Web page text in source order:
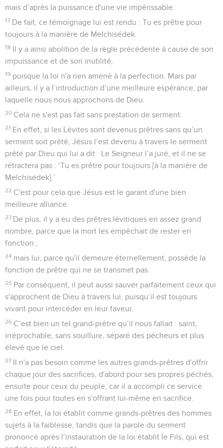
mais d’après la puissance d'une vie impérissable.
17 De fait, ce témoignage lui est rendu : Tu es prêtre pour
toujours à la manière de Melchisédek.
18 Il y a ainsi abolition de la règle précédente à cause de son
impuissance et de son inutilité,
19 puisque la loi n'a rien amené à la perfection. Mais par
ailleurs, il y a l’introduction d’une meilleure espérance, par
laquelle nous nous approchons de Dieu.
20 Cela ne s'est pas fait sans prestation de serment.
21 En effet, si les Lévites sont devenus prêtres sans qu’un
serment soit prêté, Jésus l’est devenu à travers le serment
prêté par Dieu qui lui a dit : Le Seigneur l’a juré, et il ne se
rétractera pas : ‘Tu es prêtre pour toujours [à la manière de
Melchisédek].’
22 C'est pour cela que Jésus est le garant d'une bien
meilleure alliance.
23 De plus, il y a eu des prêtres lévitiques en assez grand
nombre, parce que la mort les empêchait de rester en
fonction ;
24 mais lui, parce qu'il demeure éternellement, possède la
fonction de prêtre qui ne se transmet pas.
25 Par conséquent, il peut aussi sauver parfaitement ceux qui
s'approchent de Dieu à travers lui, puisqu’il est toujours
vivant pour intercéder en leur faveur.
26 C’est bien un tel grand-prêtre qu’il nous fallait : saint,
irréprochable, sans souillure, séparé des pécheurs et plus
élevé que le ciel.
27 Il n'a pas besoin comme les autres grands-prêtres d'offrir
chaque jour des sacrifices, d'abord pour ses propres péchés,
ensuite pour ceux du peuple, car il a accompli ce service
une fois pour toutes en s'offrant lui-même en sacrifice.
28 En effet, la loi établit comme grands-prêtres des hommes
sujets à la faiblesse, tandis que la parole du serment
prononcé après l’instauration de la loi établit le Fils, qui est